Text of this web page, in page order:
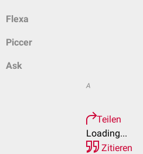
Flexa
Piccer
Ask
A
Teilen
Loading...
Zitieren